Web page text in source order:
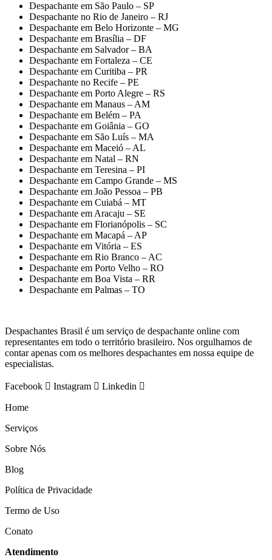
Despachante em São Paulo – SP
Despachante no Rio de Janeiro – RJ
Despachante em Belo Horizonte – MG
Despachante em Brasília – DF
Despachante em Salvador – BA
Despachante em Fortaleza – CE
Despachante em Curitiba – PR
Despachante no Recife – PE
Despachante em Porto Alegre – RS
Despachante em Manaus – AM
Despachante em Belém – PA
Despachante em Goiânia – GO
Despachante em São Luís – MA
Despachante em Maceió – AL
Despachante em Natal – RN
Despachante em Teresina – PI
Despachante em Campo Grande – MS
Despachante em João Pessoa – PB
Despachante em Cuiabá – MT
Despachante em Aracaju – SE
Despachante em Florianópolis – SC
Despachante em Macapá – AP
Despachante em Vitória – ES
Despachante em Rio Branco – AC
Despachante em Porto Velho – RO
Despachante em Boa Vista – RR
Despachante em Palmas – TO
Despachantes Brasil é um serviço de despachante online com
representantes em todo o território brasileiro. Nos orgulhamos de
contar apenas com os melhores despachantes em nossa equipe de
especialistas.
Facebook Instagram Linkedin
Home
Serviços
Sobre Nós
Blog
Política de Privacidade
Termo de Uso
Conato
Atendimento